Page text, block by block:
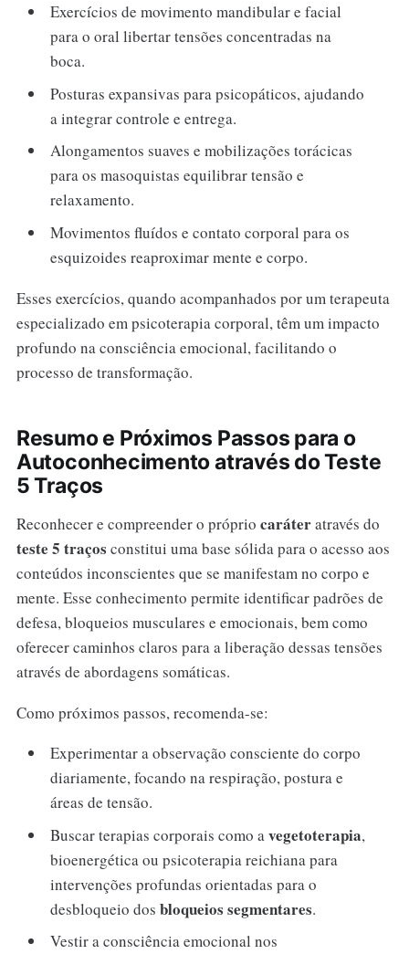
Exercícios de movimento mandibular e facial
para o oral libertar tensões concentradas na
boca.
Posturas expansivas para psicopáticos, ajudando
a integrar controle e entrega.
Alongamentos suaves e mobilizações torácicas
para os masoquistas equilibrar tensão e
relaxamento.
Movimentos fluídos e contato corporal para os
esquizoides reaproximar mente e corpo.
Esses exercícios, quando acompanhados por um terapeuta
especializado em psicoterapia corporal, têm um impacto
profundo na consciência emocional, facilitando o
processo de transformação.
Resumo e Próximos Passos para o
Autoconhecimento através do Teste
5 Traços
Reconhecer e compreender o próprio caráteratravés do
teste 5 traços constitui uma base sólida para o acesso aos
conteúdos inconscientes que se manifestam no corpo e
mente. Esse conhecimento permite identificar padrões de
defesa, bloqueios musculares e emocionais, bem como
oferecer caminhos claros para a liberação dessas tensões
através de abordagens somáticas.
Como próximos passos, recomenda-se:
Experimentar a observação consciente do corpo
diariamente, focando na respiração, postura e
áreas de tensão.
Buscar terapias corporais como avegetoterapia,
bioenergética ou psicoterapia reichiana para
intervenções profundas orientadas para o
desbloqueio dosbloqueios segmentares.
Vestir a consciência emocional nos